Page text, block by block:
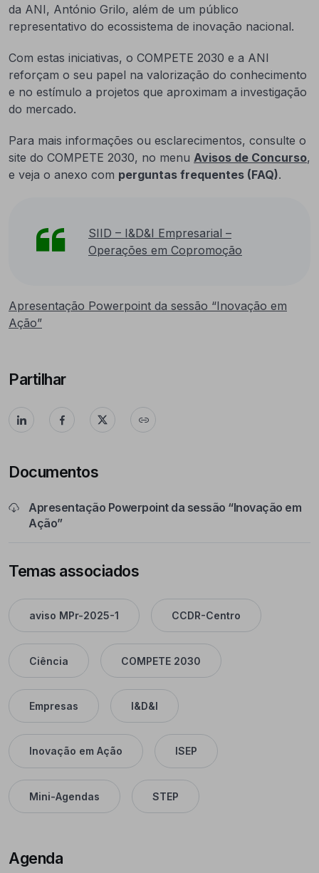
da ANI, António Grilo, além de um público
representativo do ecossistema de inovação nacional.
Com estas iniciativas, o COMPETE 2030 e a ANI
reforçam o seu papel na valorização do conhecimento
e no estímulo a projetos que aproximam a investigação
do mercado.
Para mais informações ou esclarecimentos, consulte o
site do COMPETE 2030, no menu Avisos de Concurso,
e veja o anexo com perguntas frequentes (FAQ).
SIID – I&D&I Empresarial –
Operações em Copromoção
Apresentação Powerpoint da sessão “Inovação em
Ação”
Partilhar
Documentos
Apresentação Powerpoint da sessão “Inovação em
Ação”
Temas associados
aviso MPr-2025-1 CCDR-Centro
Ciência COMPETE 2030
Empresas I&D&I
Inovação em Ação ISEP
Mini-Agendas STEP
Agenda